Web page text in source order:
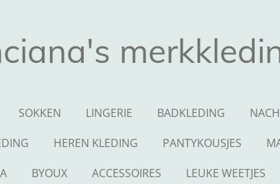
SOKKEN LINGERIE BADKLEDING
HEREN KLEDING PANTYKOUSJES
BYOUX ACCESSOIRES LEUKE WEETJES